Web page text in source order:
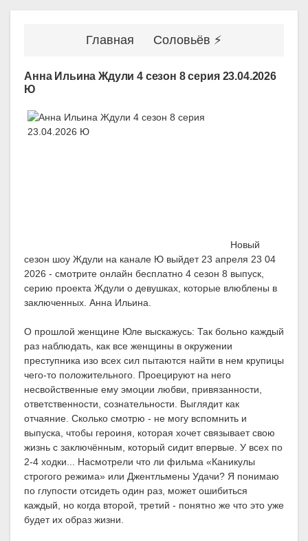
Главная Соловьёв ⚡
Анна Ильина Ждули 4 сезон 8 серия 23.04.2026
Ю
Новый
сезон шоу Ждули на канале Ю выйдет 23 апреля 23 04
2026 - смотрите онлайн бесплатно 4 сезон 8 выпуск,
серию проекта Ждули о девушках, которые влюблены в
заключенных. Анна Ильина.
О прошлой женщине Юле выскажусь: Так больно каждый
раз наблюдать, как все женщины в окружении
преступника изо всех сил пытаются найти в нем крупицы
чего-то положительного. Проецируют на него
несвойственные ему эмоции любви, привязанности,
ответственности, сознательности. Выглядит как
отчаяние. Сколько смотрю - не могу вспомнить и
выпуска, чтобы героиня, которая хочет связывает свою
жизнь с заключённым, который сидит впервые. У всех по
2-4 ходки... Насмотрели что ли фильма «Каникулы
строгого режима» или Джентльмены Удачи? Я понимаю
по глупости отсидеть один раз, может ошибиться
каждый, но когда второй, третий - понятно же что это уже
будет их образ жизни.